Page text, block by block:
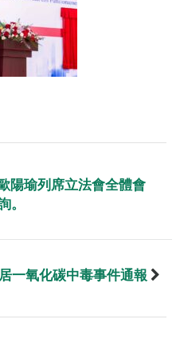
陽瑜列席立法會全體會
。
一氧化碳中毒事件通報